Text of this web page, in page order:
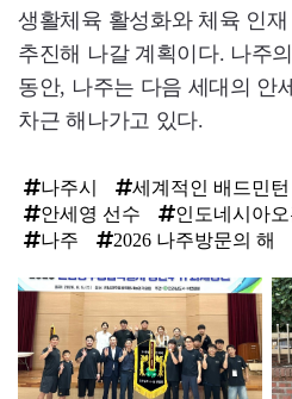
생활체육 활성화와 체육 인
추진해 나갈 계획이다. 나주
동안, 나주는 다음 세대의 안
차근 해나가고 있다.
나주시
세계적인 배드민
안세영 선수
인도네시아
나주
2026 나주방문의 해
탑
라
인